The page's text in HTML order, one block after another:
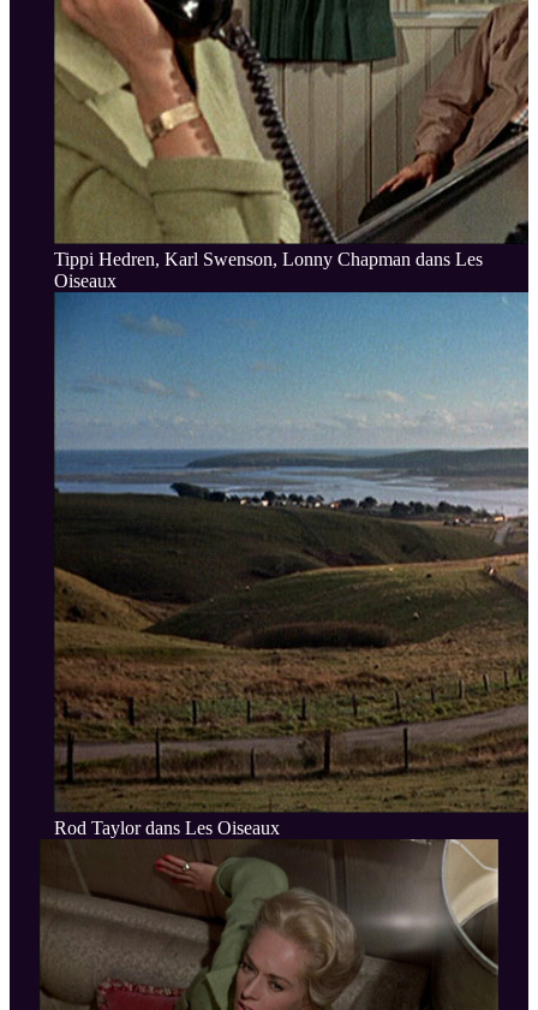
Tippi Hedren, Karl Swenson, Lonny Chapman dans Les
Oiseaux
Rod Taylor dans Les Oiseaux